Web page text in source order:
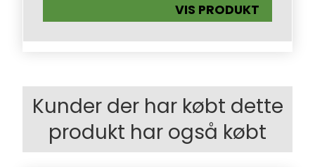
VIS PRODUKT
Kunder der har købt dette
produkt har også købt